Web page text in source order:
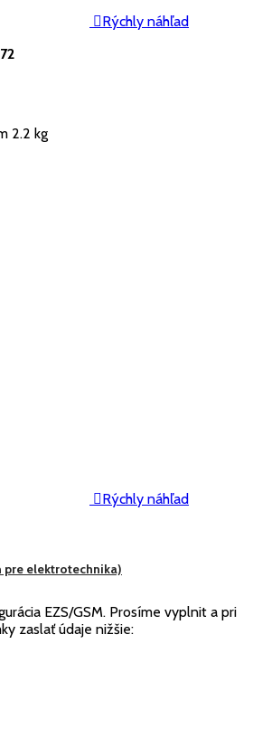
Rýchly náhľad
2.2 kg
Rýchly náhľad
pre elektrotechnika)
EZS/GSM. Prosíme vyplnit a pri
zaslať údaje nižšie: